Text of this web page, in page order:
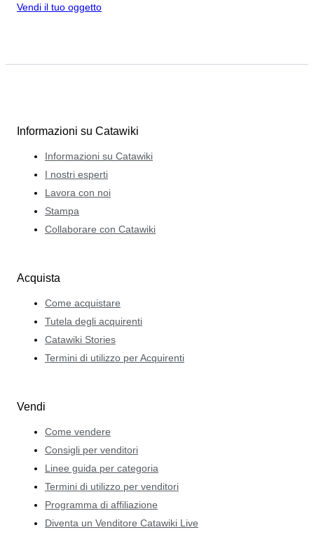
Vendi il tuo oggetto
Informazioni su Catawiki
Informazioni su Catawiki
I nostri esperti
Lavora con noi
Stampa
Collaborare con Catawiki
Acquista
Come acquistare
Tutela degli acquirenti
Catawiki Stories
Termini di utilizzo per Acquirenti
Vendi
Come vendere
Consigli per venditori
Linee guida per categoria
Termini di utilizzo per venditori
Programma di affiliazione
Diventa un Venditore Catawiki Live